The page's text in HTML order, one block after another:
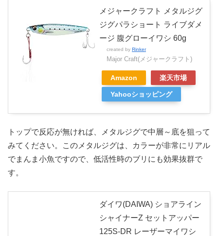
メジャークラフト メタルジグ
ジグパラショート ライブダメ
ージ 腹グローイワシ 60g
created by Rinker
Major Craft(メジャークラフト)
Amazon 楽天市場
Yahooショッピング
トップで反応が無ければ、メタルジグで中層～底を狙って
みてください。このメタルジグは、カラーが非常にリアル
でまんま小魚ですので、低活性時のブリにも効果抜群で
す。
ダイワ(DAIWA) ショアライン
シャイナーZ セットアッパー
125S-DR レーザーマイワシ